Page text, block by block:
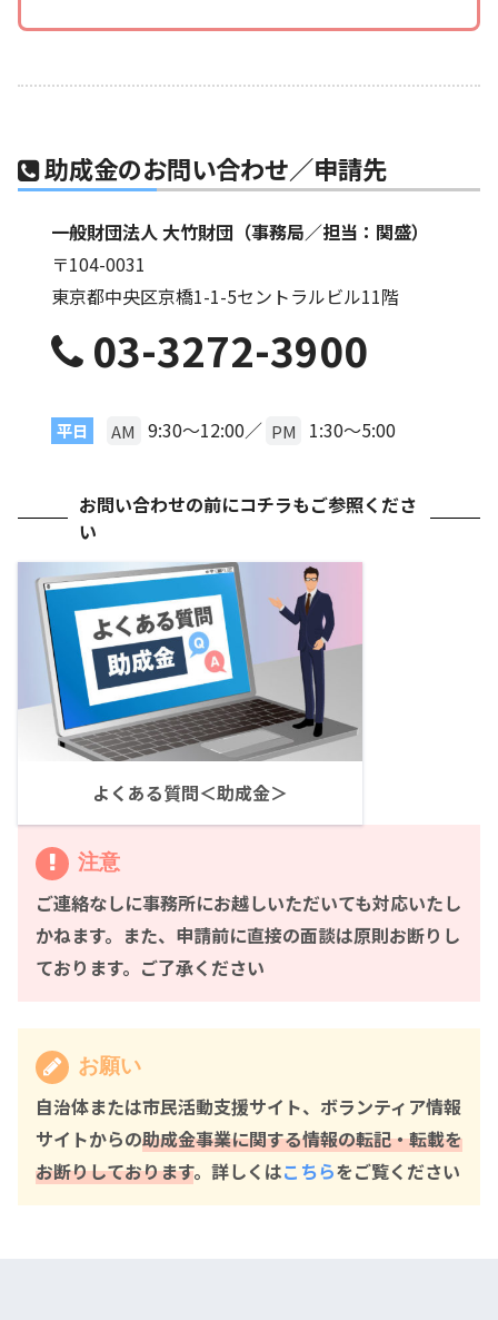
助成金のお問い合わせ／申請先
一般財団法人 大竹財団（事務局／担当：関盛）
〒104-0031
東京都中央区京橋1-1-5セントラルビル11階
03-3272-3900
平日 AM 9:30〜12:00／ PM 1:30〜5:00
お問い合わせの前にコチラもご参照くださ
い
よくある質問＜助成金＞
注意
ご連絡なしに事務所にお越しいただいても対応いたし
かねます。また、申請前に直接の面談は原則お断りし
ております。ご了承ください
お願い
自治体または市民活動支援サイト、ボランティア情報
サイトからの助成金事業に関する情報の転記・転載を
お断りしております。詳しくはこちらをご覧ください